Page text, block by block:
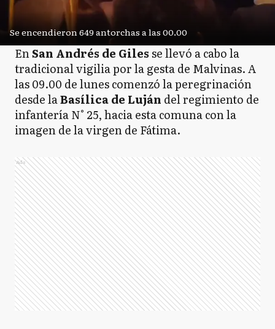
Se encendieron 649 antorchas a las 00.00
EnSan Andrés de Gilesse llevó a cabo la
tradicional vigilia por la gesta de Malvinas. A
las 09.00 de lunes comenzó la peregrinación
desde laBasílica de Luján del regimiento de
infantería N° 25, hacia esta comuna con la
imagen de la virgen de Fátima.
Ads